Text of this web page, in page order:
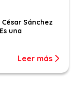
Sánchez
una
Leer más